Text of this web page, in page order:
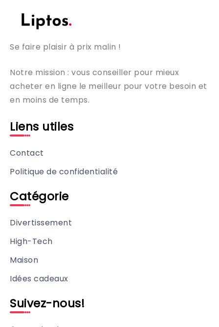
Se faire plaisir à prix malin !
Notre mission : vous conseiller pour mieux
acheter en ligne le meilleur pour votre besoin et
en moins de temps.
Liens utiles
Contact
Politique de confidentialité
Catégorie
Divertissement
High-Tech
Maison
Idées cadeaux
Suivez-nous!